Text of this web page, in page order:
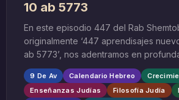
10 ab 5773
En este episodio 447 del Rab
originalmente ‘447 aprendisajes
ab 5773’, nos adentramos en
sobre uno de los períodos más
calendario hebreo: los días que
clase magistral, impartida durante los
9 De Av Calendario Hebreo
Enseñanzas Judías
Filosofía Judía